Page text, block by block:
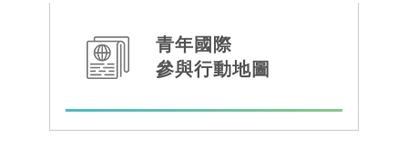
青年國際
參與行動地圖